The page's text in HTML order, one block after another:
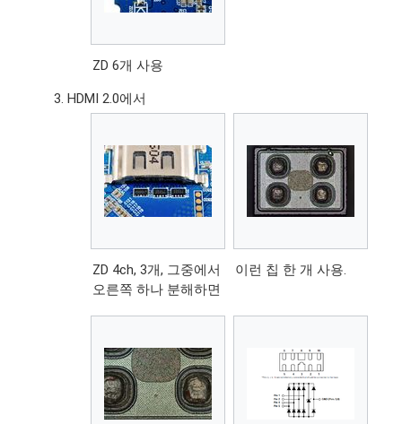
ZD 6개 사용
HDMI 2.0에서
ZD 4ch, 3개, 그중에서
오른쪽 하나 분해하면
이런 칩 한 개 사용.